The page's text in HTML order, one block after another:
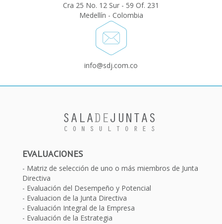
Cra 25 No. 12 Sur - 59 Of. 231
Medellín - Colombia
info@sdj.com.co
EVALUACIONES
Matriz de selección de uno o más miembros de Junta
Directiva
Evaluación del Desempeño y Potencial
Evaluacion de la Junta Directiva
Evaluación Integral de la Empresa
Evaluación de la Estrategia